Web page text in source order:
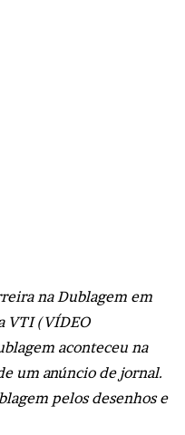
na Dublagem em
VTI (VÍDEO
aconteceu na
um anúncio de jornal.
pelos desenhos e